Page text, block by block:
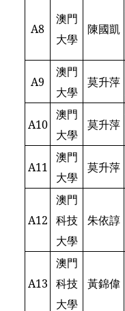
A8
澳門
大學
陳國凱
A9
澳門
大學
莫升萍
A10
澳門
大學
莫升萍
A11
澳門
大學
莫升萍
A12
澳門
科技
大學
朱依諄
A13
澳門
科技
大學
黃錦偉